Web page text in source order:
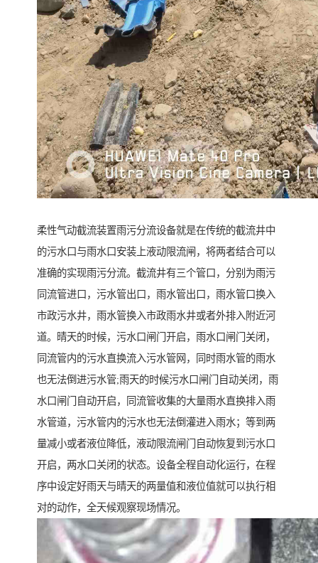
柔性气动截流装置雨污分流设备就是在传统的截流井中
的污水口与雨水口安装上液动限流闸，将两者结合可以
准确的实现雨污分流。截流井有三个管口，分别为雨污
同流管进口，污水管出口，雨水管出口，雨水管口换入
市政污水井，雨水管换入市政雨水井或者外排入附近河
道。晴天的时候，污水口闸门开启，雨水口闸门关闭，
同流管内的污水直换流入污水管网，同时雨水管的雨水
也无法倒进污水管;雨天的时候污水口闸门自动关闭，雨
水口闸门自动开启，同流管收集的大量雨水直换排入雨
水管道，污水管内的污水也无法倒灌进入雨水；等到两
量减小或者液位降低，液动限流闸门自动恢复到污水口
开启，两水口关闭的状态。设备全程自动化运行，在程
序中设定好雨天与晴天的两量值和液位值就可以执行相
对的动作，全天候观察现场情况。